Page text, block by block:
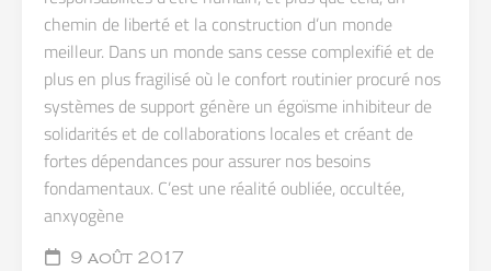
chemin de liberté et la construction d’un monde
meilleur. Dans un monde sans cesse complexifié et de
plus en plus fragilisé où le confort routinier procuré nos
systèmes de support génère un égoïsme inhibiteur de
solidarités et de collaborations locales et créant de
fortes dépendances pour assurer nos besoins
fondamentaux. C’est une réalité oubliée, occultée,
anxyogène
9 août 2017